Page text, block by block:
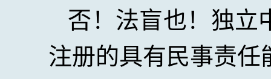
否！法盲也！独立
注册的具有民事责